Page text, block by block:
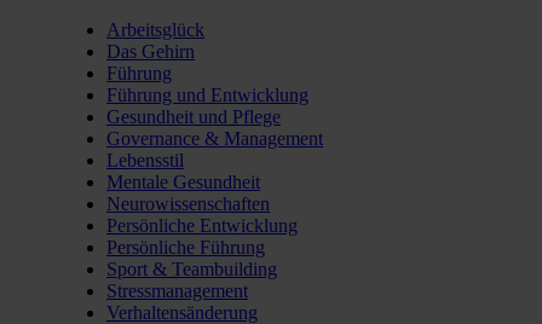
Arbeitsglück
Das Gehirn
Führung
Führung und Entwicklung
Gesundheit und Pflege
Governance & Management
Lebensstil
Mentale Gesundheit
Neurowissenschaften
Persönliche Entwicklung
Persönliche Führung
Sport & Teambuilding
Stressmanagement
Verhaltensänderung